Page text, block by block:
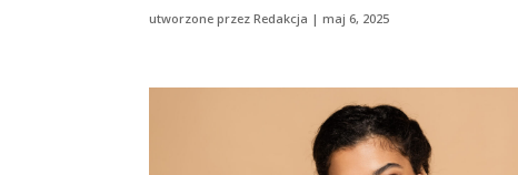
utworzone przezRedakcja |maj 6, 2025